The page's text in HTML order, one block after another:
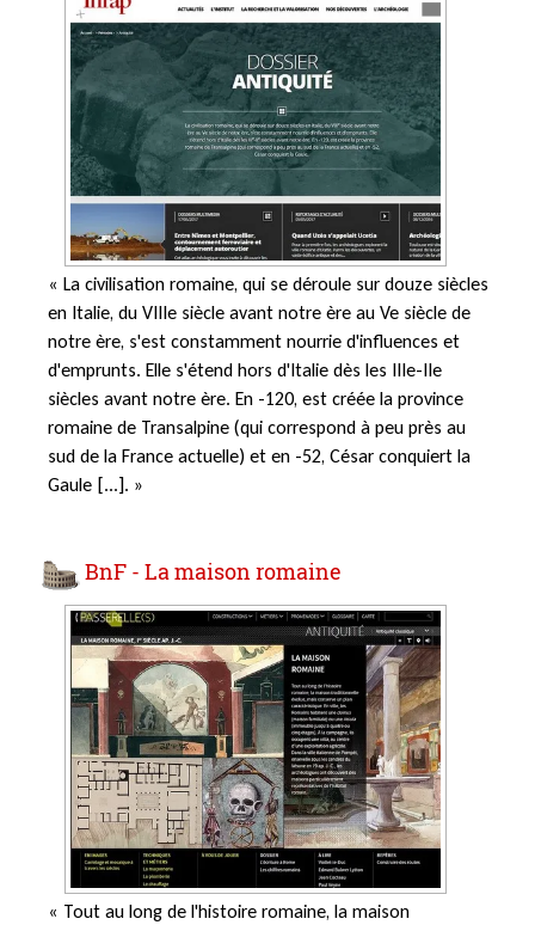
« La civilisation romaine, qui se déroule sur douze siècles
en Italie, du VIIIe siècle avant notre ère au Ve siècle de
notre ère, s'est constamment nourrie d'influences et
d'emprunts. Elle s'étend hors d'Italie dès les IIIe-IIe
siècles avant notre ère. En -120, est créée la province
romaine de Transalpine (qui correspond à peu près au
sud de la France actuelle) et en -52, César conquiert la
Gaule [...]. »
BnF - La maison romaine
« Tout au long de l'histoire romaine, la maison